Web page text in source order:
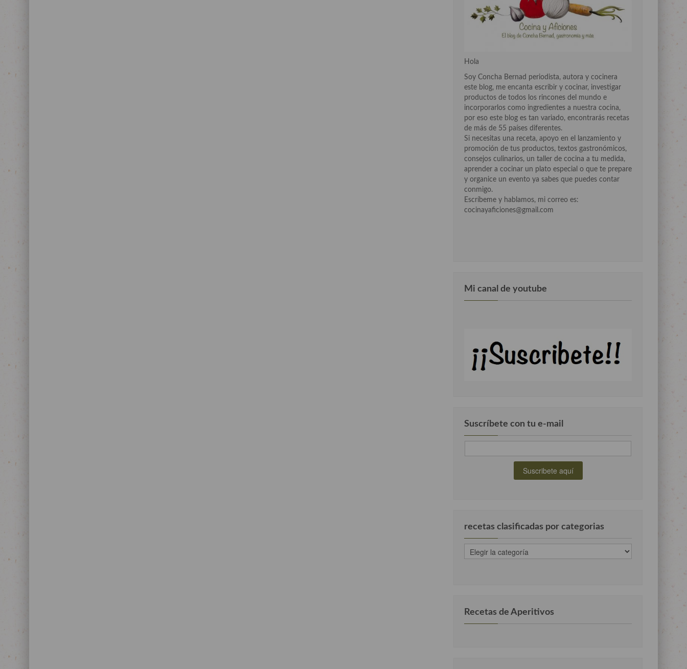
Hola
Soy Concha Bernad periodista, autora y cocinera
este blog, me encanta escribir y cocinar, investigar
productos de todos los rincones del mundo e
incorporarlos como ingredientes a nuestra cocina,
por eso este blog es tan variado, encontrarás recetas
de más de 55 países diferentes.
Si necesitas una receta, apoyo en el lanzamiento y
promoción de tus productos, textos gastronómicos,
consejos culinarios, un taller de cocina a tu medida,
aprender a cocinar un plato especial o que te prepare
y organice un evento ya sabes que puedes contar
conmigo.
Escríbeme y hablamos, mi correo es:
cocinayaficiones@gmail.com
Mi canal de youtube
Suscríbete con tu e-mail
recetas clasificadas por categorias
recetas
clasificadas
Recetas de Aperitivos